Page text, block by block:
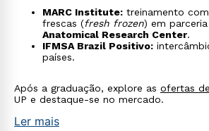
MARC Institute: treinamento
frescas (fresh frozen) em
Anatomical Research Center.
IFMSA Brazil Positivo:
países.
Após a graduação, explore as ofertas
UP e destaque-se no mercado.
Ler mais